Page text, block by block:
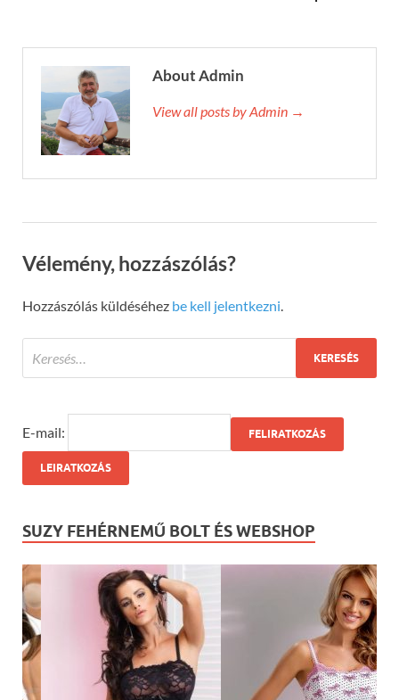
About Admin
View all posts by Admin →
Vélemény, hozzászólás?
Hozzászólás küldéséhez be kell jelentkezni.
E-mail:
SUZY FEHÉRNEMŰ BOLT ÉS WEBSHOP